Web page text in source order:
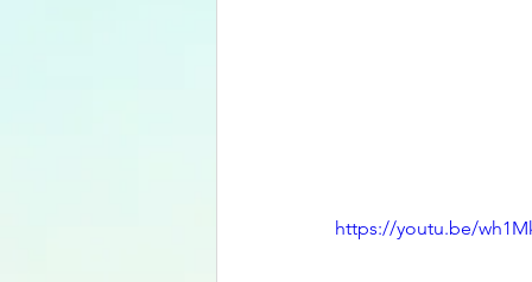
https://youtu.be/